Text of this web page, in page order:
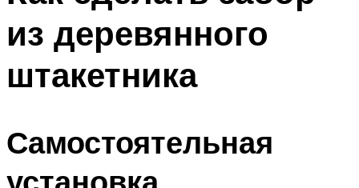
Ворота
Меню
из деревянного
штакетника
Самостоятельная